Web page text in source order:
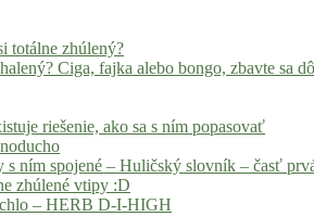
totálne zhúlený?
Ciga, fajka alebo bongo, zbavte sa
riešenie, ako sa s ním popasovať
s ním spojené – Huličský slovník – časť
zhúlené vtipy :D
– HERB D-I-HIGH